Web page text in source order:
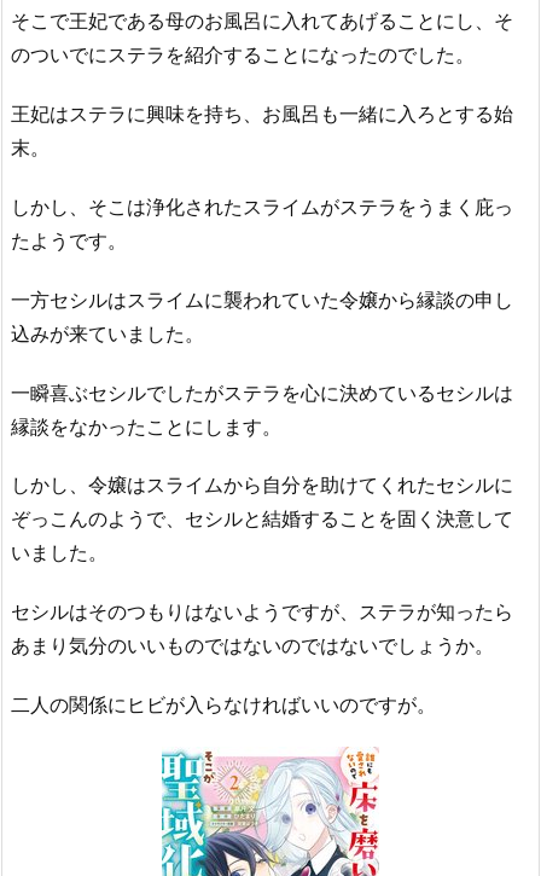
そこで王妃である母のお風呂に入れてあげることにし、そ
のついでにステラを紹介することになったのでした。
王妃はステラに興味を持ち、お風呂も一緒に入ろとする始
末。
しかし、そこは浄化されたスライムがステラをうまく庇っ
たようです。
一方セシルはスライムに襲われていた令嬢から縁談の申し
込みが来ていました。
一瞬喜ぶセシルでしたがステラを心に決めているセシルは
縁談をなかったことにします。
しかし、令嬢はスライムから自分を助けてくれたセシルに
ぞっこんのようで、セシルと結婚することを固く決意して
いました。
セシルはそのつもりはないようですが、ステラが知ったら
あまり気分のいいものではないのではないでしょうか。
二人の関係にヒビが入らなければいいのですが。